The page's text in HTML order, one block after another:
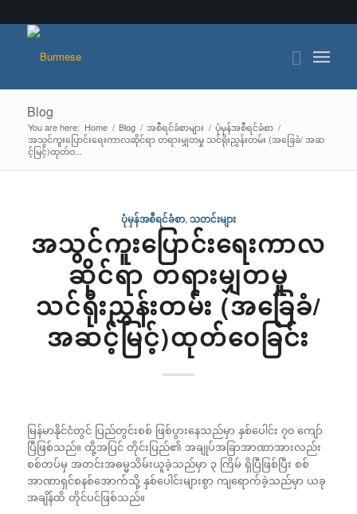
Blog
You are here: Home / Blog / အစီရင်ခံစာများ / ပုံမှန်အစီရင်ခံစာ /
အသွင်ကူးပြောင်းရေးကာလဆိုင်ရာ တရားမျှတမှု သင်ရိုးညွှန်းတမ်း (အခြေခံ/ အဆ
င့်မြင့်)ထုတ်ဝ...
ပုံမှန်အစီရင်ခံစာ,သတင်းများ
အသွင်ကူးပြောင်းရေးကာလ
ဆိုင်ရာ တရားမျှတမှု
သင်ရိုးညွှန်းတမ်း (အခြေခံ/
အဆင့်မြင့်)ထုတ်ဝေခြင်း
မြန်မာနိုင်ငံတွင် ပြည်တွင်းစစ် ဖြစ်ပွားနေသည်မှာ နှစ်ပေါင်း ၇၀ ကျော်
ပြီဖြစ်သည်။ ထို့အပြင် တိုင်းပြည်၏ အချုပ်အခြာအာဏာအားလည်း
စစ်တပ်မှ အတင်းအဓမ္မသိမ်းယူခဲ့သည်မှာ ၃ ကြိမ် ရှိပြီဖြစ်ပြီး စစ်
အာဏာရှင်စနစ်အောက်သို့ နှစ်ပေါင်းများစွာ ကျရောက်ခဲ့သည်မှာ ယခု
အချိန်ထိ တိုင်ပင်ဖြစ်သည်။